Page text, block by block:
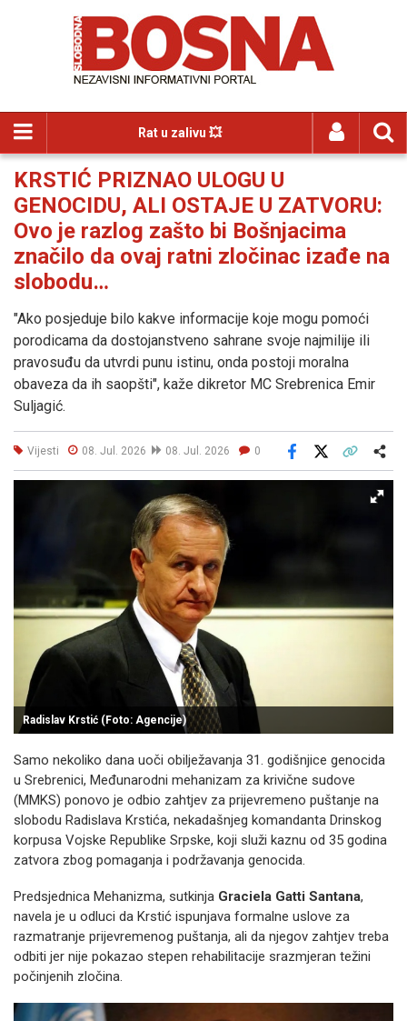
Rat u zalivu 💥
KRSTIĆ PRIZNAO ULOGU U
GENOCIDU, ALI OSTAJE U ZATVORU:
Ovo je razlog zašto bi Bošnjacima
značilo da ovaj ratni zločinac izađe na
slobodu…
"Ako posjeduje bilo kakve informacije koje mogu pomoći
porodicama da dostojanstveno sahrane svoje najmilije ili
pravosuđu da utvrdi punu istinu, onda postoji moralna
obaveza da ih saopšti", kaže dikretor MC Srebrenica Emir
Suljagić.
Vijesti 08. Jul. 2026 08. Jul. 2026 0
Facebook
Radislav Krstić (Foto: Agencije)
Samo nekoliko dana uoči obilježavanja 31. godišnjice genocida
u Srebrenici, Međunarodni mehanizam za krivične sudove
(MMKS) ponovo je odbio zahtjev za prijevremeno puštanje na
slobodu Radislava Krstića, nekadašnjeg komandanta Drinskog
korpusa Vojske Republike Srpske, koji služi kaznu od 35 godina
zatvora zbog pomaganja i podržavanja genocida.
Predsjednica Mehanizma, sutkinja Graciela Gatti Santana,
navela je u odluci da Krstić ispunjava formalne uslove za
razmatranje prijevremenog puštanja, ali da njegov zahtjev treba
odbiti jer nije pokazao stepen rehabilitacije srazmjeran težini
počinjenih zločina.